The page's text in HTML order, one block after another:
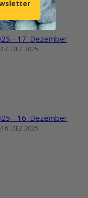
- 17. Dezember
17. DEZ 2025
- 16. Dezember
16. DEZ 2025